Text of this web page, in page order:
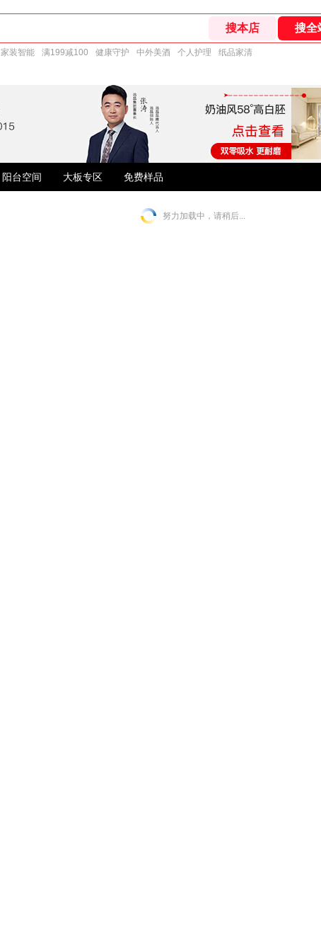
家装智能 满199减100 健康守护 中外美酒 个人护理 纸品家清
阳台空间 大板专区 免费样品
努力加载中，请稍后...